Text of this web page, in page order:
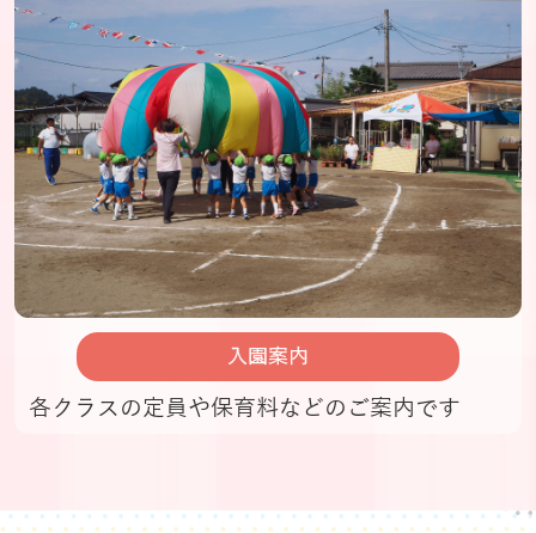
入園案内
各クラスの定員や保育料などのご案内です